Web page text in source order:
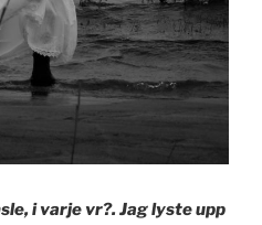
i varje vr?. Jag lyste upp